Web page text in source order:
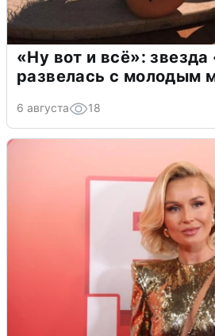
«Ну вот и всё»:
развелась с молодым
6 августа 18